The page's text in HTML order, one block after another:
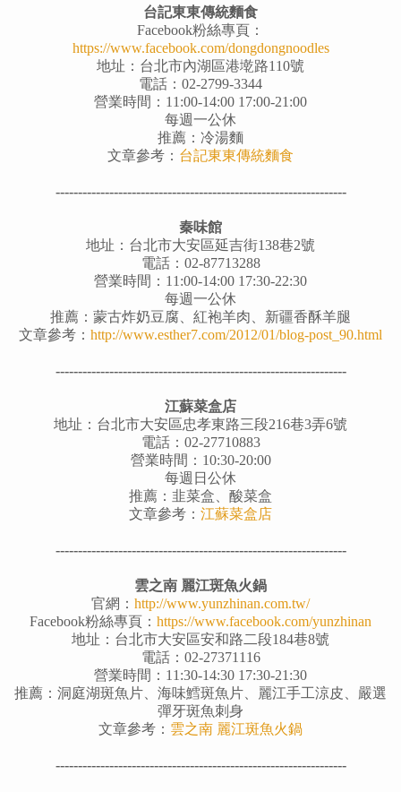
台記東東傳統麵食
Facebook粉絲專頁：
https://www.facebook.com/dongdongnoodles
地址：台北市內湖區港墘路110號
電話：02-2799-3344
營業時間：11:00-14:00 17:00-21:00
每週一公休
推薦：冷湯麵
文章參考： 台記東東傳統麵食
-----------------------------------------------------------------
秦味館
地址：台北市大安區延吉街138巷2號
電話：02-87713288
營業時間：11:00-14:00 17:30-22:30
每週一公休
推薦：蒙古炸奶豆腐、紅袍羊肉、新疆香酥羊腿
文章參考： http://www.esther7.com/2012/01/blog-post_90.html
-----------------------------------------------------------------
江蘇菜盒店
地址：台北市大安區忠孝東路三段216巷3弄6號
電話：02-27710883
營業時間：10:30-20:00
每週日公休
推薦：韭菜盒、酸菜盒
文章參考： 江蘇菜盒店
-----------------------------------------------------------------
雲之南 麗江斑魚火鍋
官網： http://www.yunzhinan.com.tw/
Facebook粉絲專頁： https://www.facebook.com/yunzhinan
地址：台北市大安區安和路二段184巷8號
電話：02-27371116
營業時間：11:30-14:30 17:30-21:30
推薦：洞庭湖斑魚片、海味鱈斑魚片、麗江手工涼皮、嚴選
彈牙斑魚刺身
文章參考： 雲之南 麗江斑魚火鍋
-----------------------------------------------------------------